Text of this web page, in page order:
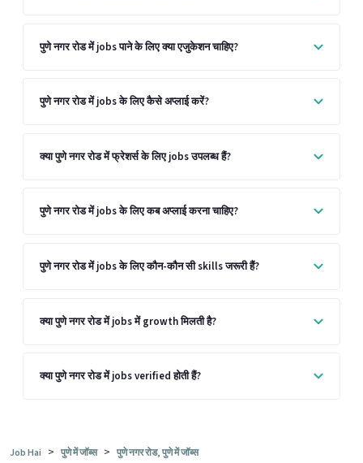
पुणे नगर रोड में jobs पाने के लिए क्या एजुकेशन चाहिए?
पुणे नगर रोड में jobs के लिए कैसे अप्लाई करें?
क्या पुणे नगर रोड में फ्रेशर्स के लिए jobs उपलब्ध हैं?
पुणे नगर रोड में jobs के लिए कब अप्लाई करना चाहिए?
पुणे नगर रोड में jobs के लिए कौन-कौन सी skills जरूरी हैं?
क्या पुणे नगर रोड में jobs में growth मिलती है?
क्या पुणे नगर रोड में jobs verified होती हैं?
Job Hai > पुणे में जॉब्स > पुणे नगर रोड, पुणे में जॉब्स